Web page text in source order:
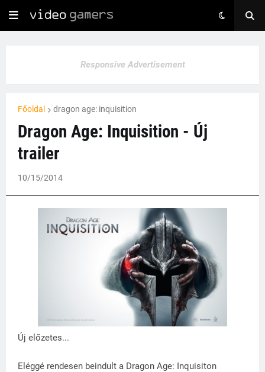
Responsive Advertisement
Főoldal dragon age: inquisition
Dragon Age: Inquisition - Új
trailer
10/15/2014
Új előzetes...
Eléggé rendesen beindult a Dragon Age: Inquisiton